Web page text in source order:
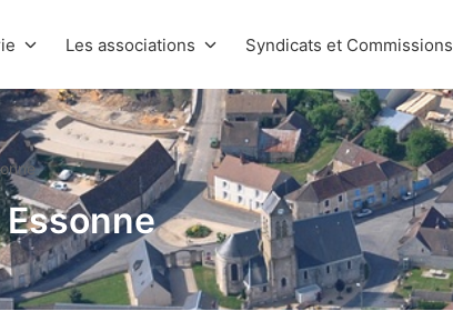
Les associations Syndicats et Commissions